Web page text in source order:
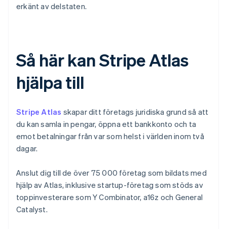
erkänt av delstaten.
Så här kan Stripe Atlas
hjälpa till
Stripe Atlas skapar ditt företags juridiska grund så att
du kan samla in pengar, öppna ett bankkonto och ta
emot betalningar från var som helst i världen inom två
dagar.
Anslut dig till de över 75 000 företag som bildats med
hjälp av Atlas, inklusive startup-företag som stöds av
toppinvesterare som Y Combinator, a16z och General
Catalyst.